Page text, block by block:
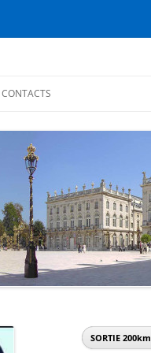
(2012)
CONTACTS
SORTIE 200km